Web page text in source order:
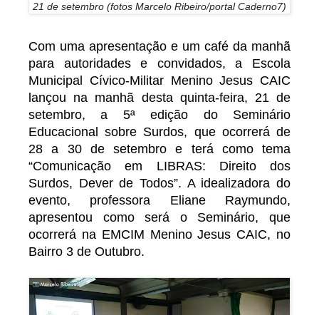
21 de setembro (fotos Marcelo Ribeiro/portal Caderno7)
Com uma apresentação e um café da manhã
para autoridades e convidados, a Escola
Municipal Cívico-Militar Menino Jesus CAIC
lançou na manhã desta quinta-feira, 21 de
setembro, a 5ª edição do Seminário
Educacional sobre Surdos, que ocorrerá de
28 a 30 de setembro e terá como tema
“Comunicação em LIBRAS: Direito dos
Surdos, Dever de Todos”. A idealizadora do
evento, professora Eliane Raymundo,
apresentou como será o Seminário, que
ocorrerá na EMCIM Menino Jesus CAIC, no
Bairro 3 de Outubro.